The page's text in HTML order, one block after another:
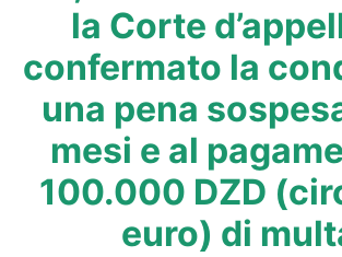
la Corte
confermato la
una pena
mesi e al
100.000 DZD
euro) di